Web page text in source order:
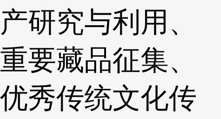
产研究与利用、
重要藏品征集、
优秀传统文化传